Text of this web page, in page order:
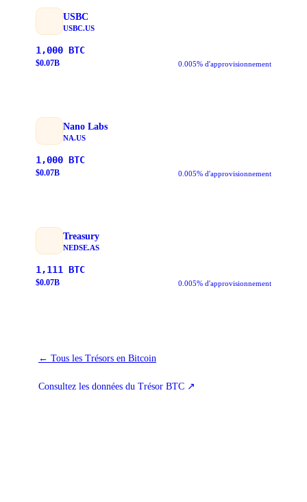
USBC
USBC.US
1,000 BTC
$0.07B 0.005% d'approvisionnement
Nano Labs
NA.US
1,000 BTC
$0.07B 0.005% d'approvisionnement
Treasury
NEDSE.AS
1,111 BTC
$0.07B 0.005% d'approvisionnement
← Tous les Trésors en Bitcoin
Consultez les données du Trésor BTC ↗